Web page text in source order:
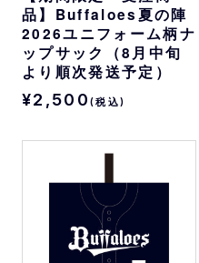
品】Buffaloes夏の陣
2026ユニフォーム柄ナ
ップサック（8月中旬
より順次発送予定）
¥2,500 (税込)